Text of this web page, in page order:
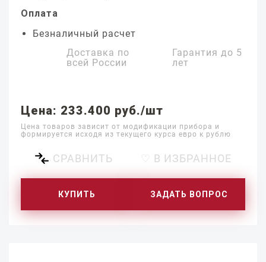
Оплата
Безналичный расчет
Доставка по
всей России
Гарантия до 5
лет
Цена: 233.400 руб./шт
Цена товаров зависит от модификации прибора и
формируется исходя из текущего курса евро к рублю
СРАВНИТЬ ♡ В ИЗБРАННОЕ
КУПИТЬ ЗАДАТЬ ВОПРОС